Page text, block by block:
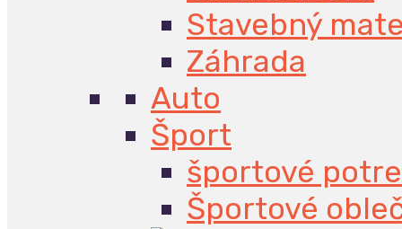
Stavebný
Záhrada
Auto
Šport
športové
Športové